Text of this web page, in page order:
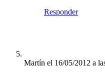
Responder
Martín el 16/05/2012 a